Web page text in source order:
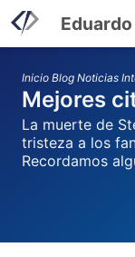
Inicio Blog Noticias
Mejores
La muerte de
tristeza a los
Recordamos